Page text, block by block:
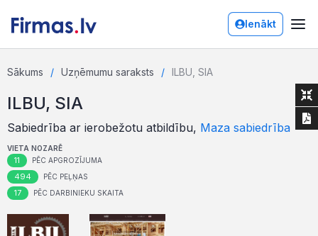
Ienākt
Sākums Uzņēmumu saraksts ILBU, SIA
ILBU, SIA
Sabiedrība ar ierobežotu atbildību, Maza sabiedrība
VIETA NOZARĒ
11 PĒC APGROZĪJUMA
494 PĒC PEĻŅAS
17 PĒC DARBINIEKU SKAITA